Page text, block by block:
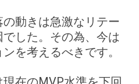
動きは急激なリテー
した。その為、今は
を考えるべきです。